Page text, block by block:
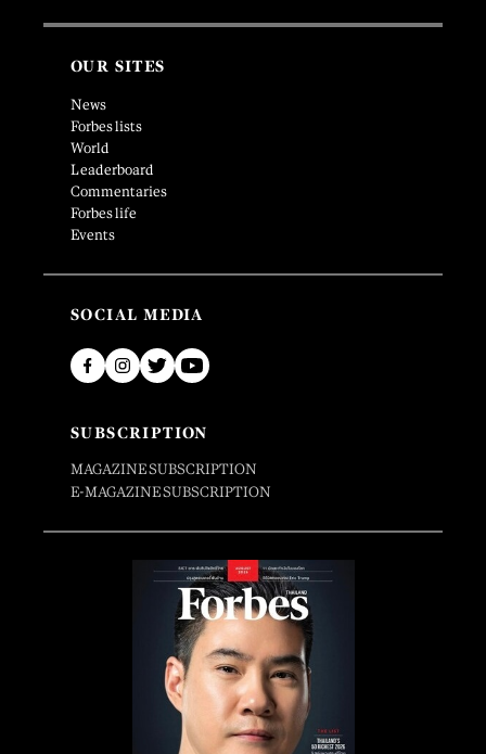
OUR SITES
News
Forbes lists
World
Leaderboard
Commentaries
Forbes life
Events
SOCIAL MEDIA
SUBSCRIPTION
MAGAZINE SUBSCRIPTION
E-MAGAZINE SUBSCRIPTION